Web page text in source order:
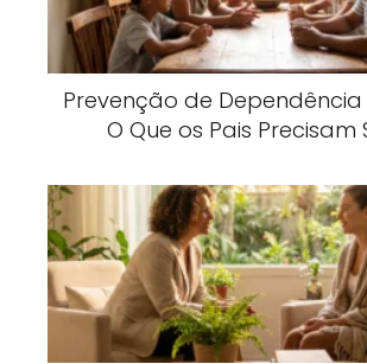
Prevenção de Dependência
O Que os Pais Precisam